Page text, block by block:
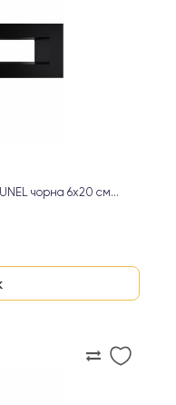
чорна 6х20 см...